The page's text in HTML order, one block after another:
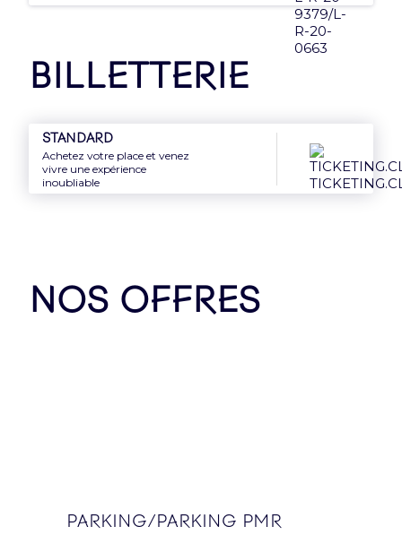
Newsletter
Inscrivez-vous et recevez une fois par mois une
Nos Partenaires
Billetterie
Standard
Achetez votre place et venez
vivre une expérience
inoubliable
NOS OFFRES
PARKING/PARKING PMR